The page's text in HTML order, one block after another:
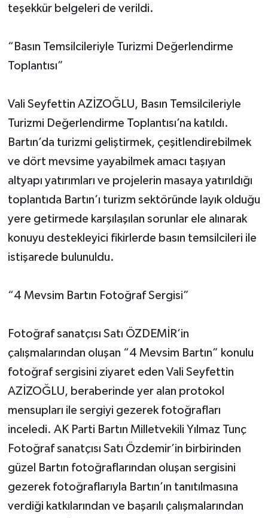
teşekkür belgeleri de verildi.
“Basın Temsilcileriyle Turizmi Değerlendirme
Toplantısı”
Vali Seyfettin AZİZOĞLU, Basın Temsilcileriyle
Turizmi Değerlendirme Toplantısı’na katıldı.
Bartın’da turizmi geliştirmek, çeşitlendirebilmek
ve dört mevsime yayabilmek amacı taşıyan
altyapı yatırımları ve projelerin masaya yatırıldığı
toplantıda Bartın’ı turizm sektöründe layık olduğu
yere getirmede karşılaşılan sorunlar ele alınarak
konuyu destekleyici fikirlerde basın temsilcileri ile
istişarede bulunuldu.
“4 Mevsim Bartın Fotoğraf Sergisi”
Fotoğraf sanatçısı Satı ÖZDEMİR’in
çalışmalarından oluşan “4 Mevsim Bartın” konulu
fotoğraf sergisini ziyaret eden Vali Seyfettin
AZİZOĞLU, beraberinde yer alan protokol
mensupları ile sergiyi gezerek fotoğrafları
inceledi. AK Parti Bartın Milletvekili Yılmaz Tunç
Fotoğraf sanatçısı Satı Özdemir’in birbirinden
güzel Bartın fotoğraflarından oluşan sergisini
gezerek fotoğraflarıyla Bartın’ın tanıtılmasına
verdiği katkılarından ve başarılı çalışmalarından